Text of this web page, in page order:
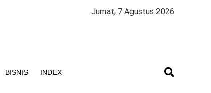
Jumat, 7 Agustus 2026
BISNIS INDEX